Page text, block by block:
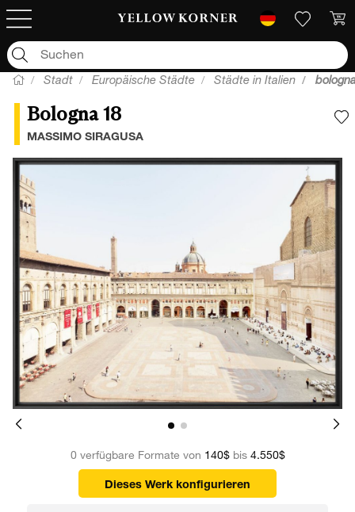
Stadt Europäische Städte Städte in Italien
Bologna 18
MASSIMO SIRAGUSA
0 verfügbare Formate von 140$bis 4.550$
Dieses Werk konfigurieren